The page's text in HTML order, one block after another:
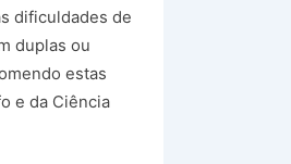
dificuldades de
duplas ou
estas
e da Ciência